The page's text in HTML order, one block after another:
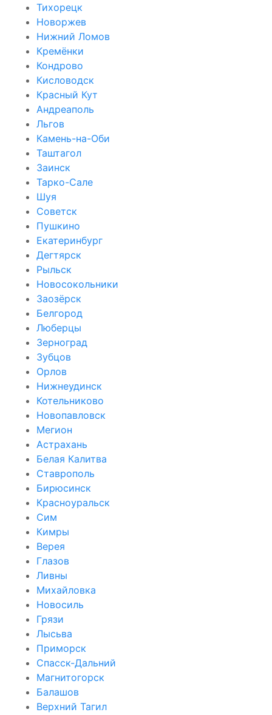
Тихорецк
Новоржев
Нижний Ломов
Кремёнки
Кондрово
Кисловодск
Красный Кут
Андреаполь
Льгов
Камень-на-Оби
Таштагол
Заинск
Тарко-Сале
Шуя
Советск
Пушкино
Екатеринбург
Дегтярск
Рыльск
Новосокольники
Заозёрск
Белгород
Люберцы
Зерноград
Зубцов
Орлов
Нижнеудинск
Котельниково
Новопавловск
Мегион
Астрахань
Белая Калитва
Ставрополь
Бирюсинск
Красноуральск
Сим
Кимры
Верея
Глазов
Ливны
Михайловка
Новосиль
Грязи
Лысьва
Приморск
Спасск-Дальний
Магнитогорск
Балашов
Верхний Тагил